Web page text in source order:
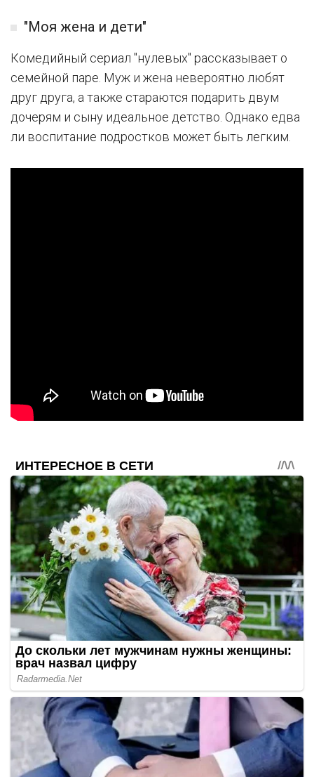
"Моя жена и дети"
Комедийный сериал "нулевых" рассказывает о
семейной паре. Муж и жена невероятно любят
друг друга, а также стараются подарить двум
дочерям и сыну идеальное детство. Однако едва
ли воспитание подростков может быть легким.